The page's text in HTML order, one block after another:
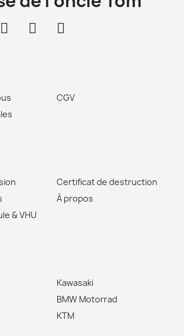
CGV
& VHU
Certificat de destruction
À propos
Kawasaki
BMW Motorrad
KTM